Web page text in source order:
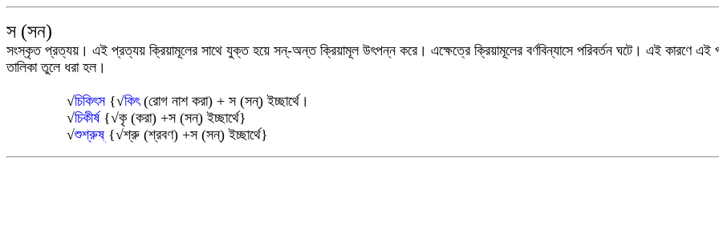
স (সন)
সংস্কৃত প্রত্যয় । এই প্রত্যয় ক্রিয়ামূলের সাথে যুক্ত হয়ে সন্-অন্ত ক্রিয়ামূল উৎপন্ন করে। এক্ষেত্রে ক্রিয়ামূলের বর্ণবিন্যাসে পরিবর্তন ঘটে। এই কারণে এই
তালিকা তুলে ধরা হল।
√চিকিৎস {√কিৎ (রোগ নাশ করা) + স(সন্) ইচ্ছার্থে।
√চিকীর্ষ {√কৃ (করা) +স (সন্) ইচ্ছার্থে}
√শুশ্রুষ্ {√শ্রু (শ্রবণ) +স (সন্) ইচ্ছার্থে}